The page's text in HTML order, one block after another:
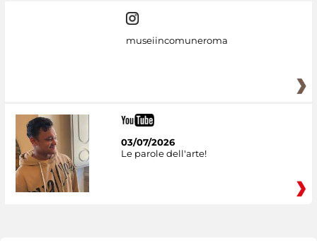
museiincomuneroma
03/07/2026
Le parole dell'arte!